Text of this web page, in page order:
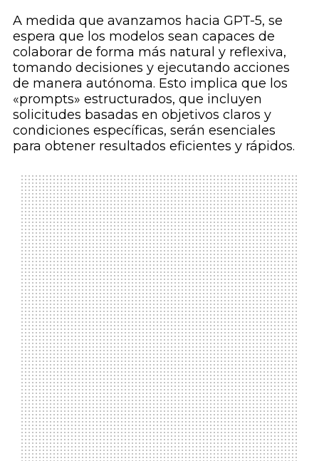
A medida que avanzamos hacia GPT-5, se
espera que los modelos sean capaces de
colaborar de forma más natural y reflexiva,
tomando decisiones y ejecutando acciones
de manera autónoma. Esto implica que los
«prompts» estructurados, que incluyen
solicitudes basadas en objetivos claros y
condiciones específicas, serán esenciales
para obtener resultados eficientes y rápidos.